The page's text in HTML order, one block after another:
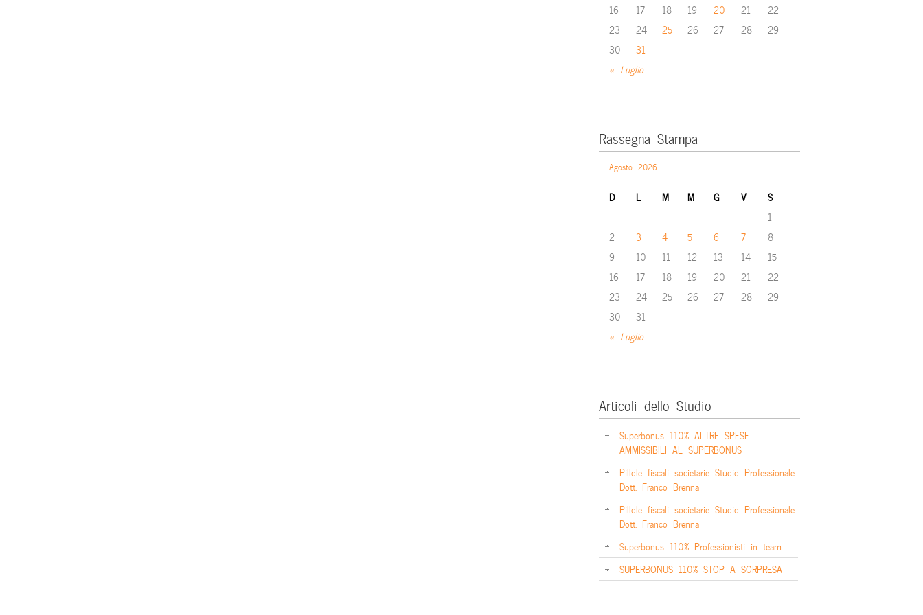
« Luglio
16
17 18 19 20 21
22
23
24 25 26 27 28
29
30
31
Rassegna Stampa
Agosto 2026
D L M M G V S
« Luglio
1
2
3 4 5 6 7
8
9
10 11 12 13 14
15
16
17 18 19 20 21
22
23
24 25 26 27 28
29
30
31
Articoli dello Studio
Superbonus 110% ALTRE SPESE
AMMISSIBILI AL SUPERBONUS
Pillole fiscali societarie Studio Professionale
Dott. Franco Brenna
Pillole fiscali societarie Studio Professionale
Dott. Franco Brenna
Superbonus 110% Professionisti in team
SUPERBONUS 110% STOP A SORPRESA